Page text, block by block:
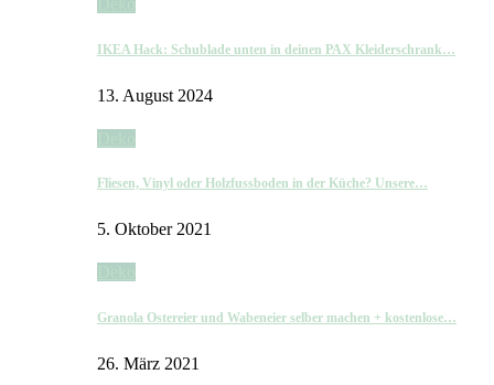
IKEA Hack: Schublade unten in deinen PAX Kleiderschrank…
13. August 2024
Fliesen, Vinyl oder Holzfussboden in der Küche? Unsere…
5. Oktober 2021
Granola Ostereier und Wabeneier selber machen + kostenlose…
26. März 2021